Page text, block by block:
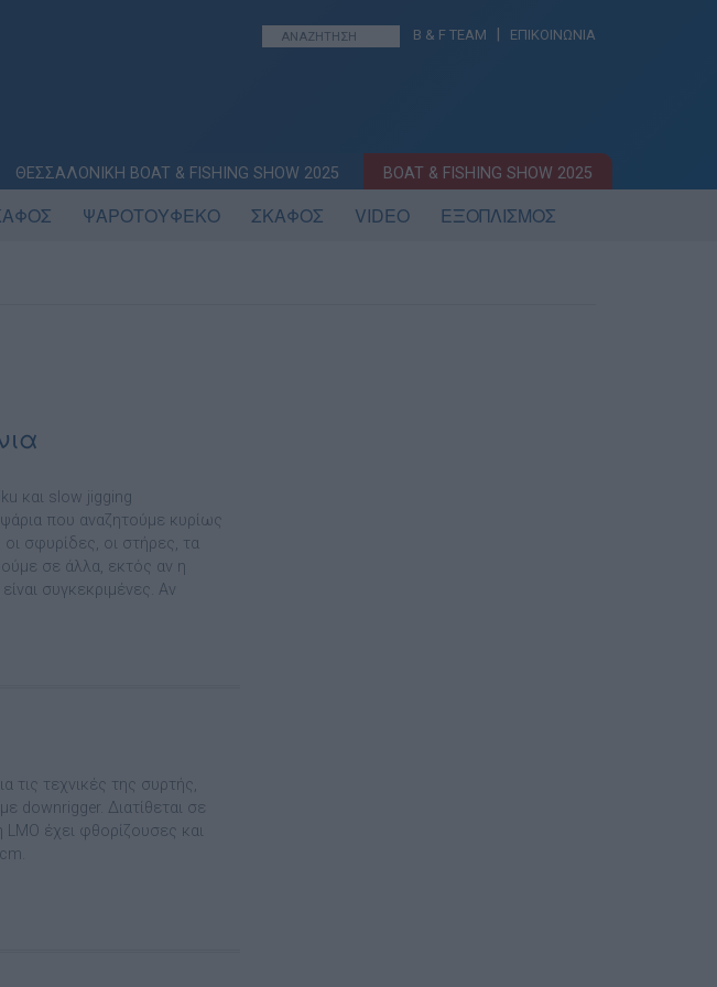
B & F TEAM ΕΠΙΚΟΙΝΩΝΙΑ
ΘΕΣΣΑΛΟΝΙΚΗ BOAT & FISHING SHOW 2025 BOAT & FISHING SHOW 2025
ΨΑΡΟΤΟΥΦΕΚΟ ΣΚΑΦΟΣ VIDEO ΕΞΟΠΛΙΣΜΟΣ
και slow jigging
που αναζητούµε κυρίως
οι σφυρίδες, οι στήρες, τα
σε άλλα, εκτός αν η
συγκεκριµένες. Αν
τις τεχνικές της συρτής,
downrigger. Διατίθεται σε
έχει φθορίζουσες και